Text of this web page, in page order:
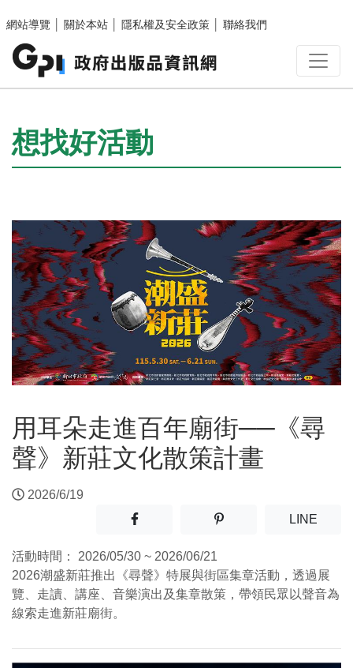
網站導覽
關於本站 隱私權及安全政策 聯絡我們
:::
想找好活動
用耳朵走進百年廟街──《尋
聲》新莊文化散策計畫
2026/6/19
分享至facebook(另開新視窗)
分享至噗浪(另開新視窗)
LINE(另開
活動時間：
2026/05/30 ~ 2026/06/21
2026潮盛新莊推出《尋聲》特展與街區集章活動，透過展
覽、走讀、講座、音樂演出及集章散策，帶領民眾以聲音為
線索走進新莊廟街。